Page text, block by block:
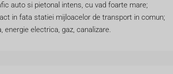
auto si pietonal intens, cu vad foarte mare;
in fata statiei mijloacelor de transport in comun;
energie electrica, gaz, canalizare.